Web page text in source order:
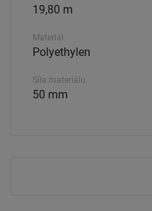
19,80 m
Materiál
Polyethylen
Síla materiálu
50 mm